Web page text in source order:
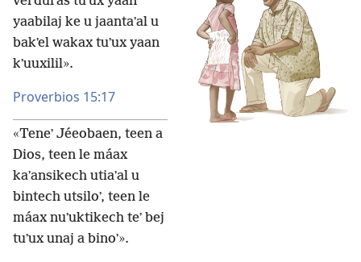
yaabilaj ke u jaantaʼal u
bakʼel wakax tuʼux yaan
kʼuuxilil».
Proverbios 15:17
«Teneʼ Jéeobaen, teen a
Dios, teen le máax
kaʼansikech utiaʼal u
bintech utsiloʼ, teen le
máax nuʼuktikech teʼ bej
tuʼux unaj a binoʼ».